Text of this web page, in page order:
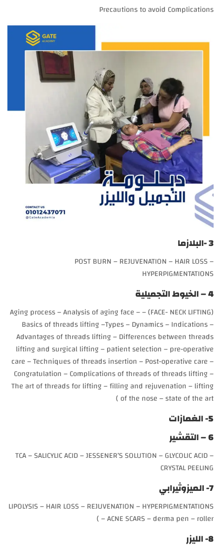
Precautions to avoid Complications
3 -البلازما
POST BURN – REJUVENATION – HAIR LOSS –
HYPERPIGMENTATIONS
4 – الخيوط التجميلية
(FACE- NECK LIFTING) – Aging process – Analysis of aging face –
Basics of threads lifting –Types – Dynamics – Indications –
Advantages of threads lifting – Differences between threads
lifting and surgical lifting – patient selection – pre-operative
care – Techniques of threads insertion – Post-operative care –
Congratulation – Complications of threads of threads lifting –
The art of threads for lifting – filling and rejuvenation – lifting
of the nose – state of the art )
5- الغمازات
6 – التقشير
TCA – SALICYLIC ACID – JESSENER’S SOLUTION – GLYCOLIC ACID –
CRYSTAL PEELING
7- الميزوثيرابي
LIPOLYSIS – HAIR LOSS – REJUVENATION – HYPERPIGMENTATIONS
– ACNE SCARS – derma pen – roller )
8- الليزر